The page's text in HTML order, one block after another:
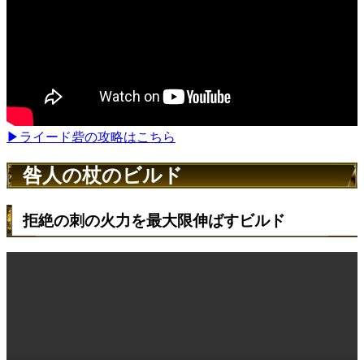
▶ライード砦の攻略はこちら
咎人の杖のビルド
拒絶の刺の火力を最大限伸ばすビルド